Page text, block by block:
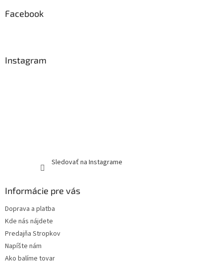
Facebook
Instagram
Sledovať na Instagrame
Informácie pre vás
Doprava a platba
Kde nás nájdete
Predajňa Stropkov
Napíšte nám
Ako balíme tovar